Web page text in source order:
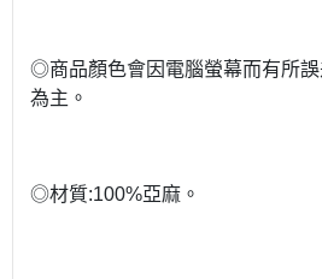
◎商品顏色會因電腦螢幕而有所
為主。
◎材質:100%亞麻。